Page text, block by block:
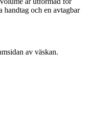
handtag och en avtagbar
av väskan.